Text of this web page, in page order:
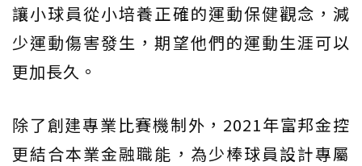
讓小球員從小培養正確的運動保健觀念，減
少運動傷害發生，期望他們的運動生涯可以
更加長久。
除了創建專業比賽機制外，2021年富邦金控
更結合本業金融職能，為少棒球員設計專屬